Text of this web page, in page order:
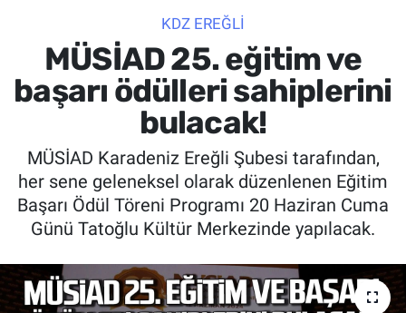
KDZ EREĞLİ
MÜSİAD 25. eğitim ve
başarı ödülleri sahiplerini
bulacak!
MÜSİAD Karadeniz Ereğli Şubesi tarafından,
her sene geleneksel olarak düzenlenen Eğitim
Başarı Ödül Töreni Programı 20 Haziran Cuma
Günü Tatoğlu Kültür Merkezinde yapılacak.